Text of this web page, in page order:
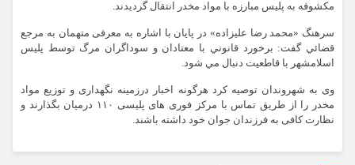
مکشوفه به پلیس مبارزه با مواد مخدر انتقال گردیدند.
سرهنگ «محمد رضا علیزاده» در پایان با اشاره به معرفی متهمان به مرجع
قضائي گفت: برخورد قانوني با معتادان و سوداگران مرگ توسط پلیس
اسلامشهر با قاطعیت دنبال مي شود.
وی به شهروندان توصیه کرد هرگونه اخبار درزمینه نگهداری و توزیع مواد
مخدر را از طریق تماس با مرکز فوری های پلیسی ۱۱۰ درمیان بگذارند و
نظارت کافی به فرزندان جوان خود داشته باشند.